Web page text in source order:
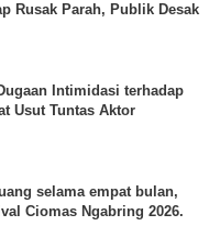
Rusak Parah, Publik Desak
Intimidasi terhadap
Usut Tuntas Aktor
selama empat bulan,
Ciomas Ngabring 2026.